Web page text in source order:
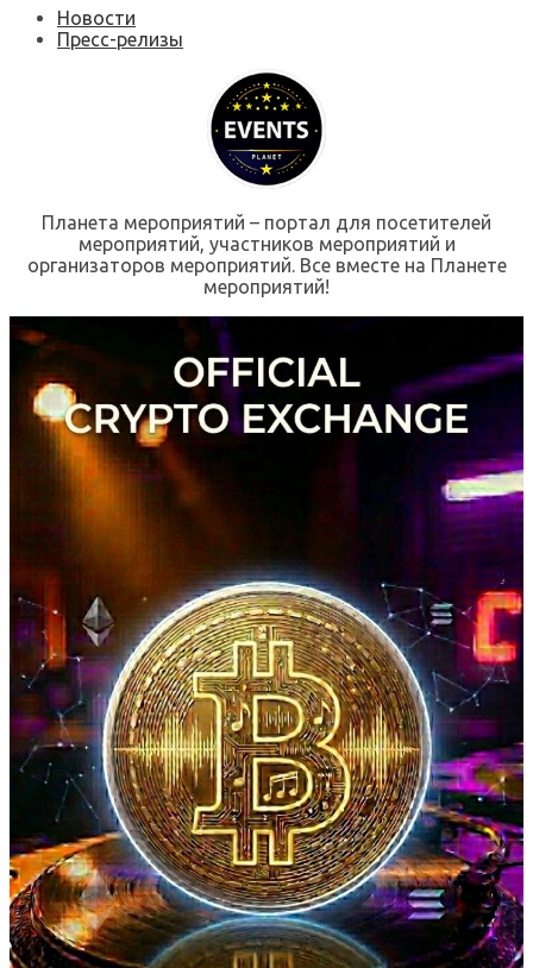
Новости
Пресс-релизы
Планета мероприятий – портал для посетителей
мероприятий, участников мероприятий и
организаторов мероприятий. Все вместе на Планете
мероприятий!